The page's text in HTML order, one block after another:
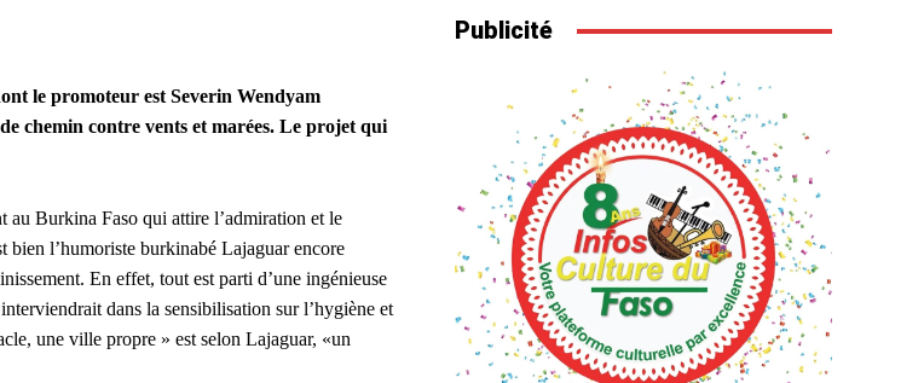
le promoteur est Severin Wendyam
chemin contre vents et marées. Le projet qui
au Burkina Faso qui attire l’admiration et le
bien l’humoriste burkinabé Lajaguar encore
En effet, tout est parti d’une ingénieuse
dans la sensibilisation sur l’hygiène et
une ville propre » est selon Lajaguar, «un
Publicité